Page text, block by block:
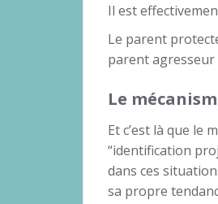
Il est
Le parent
parent
Le
Et c’est là que le
“identification
dans ces
sa propre